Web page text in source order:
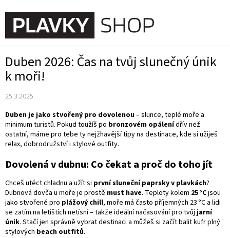
na
obsah
Duben 2026: Čas na tvůj slunečný únik
k moři!
25.3.2025
Duben je jako stvořený pro dovolenou– slunce, teplé moře a
minimum turistů. Pokud toužíš po bronzovém opálenídřív než
ostatní, máme pro tebe ty nejžhavější tipy na destinace, kde si užiješ
relax, dobrodružství i stylové outfity.
Dovolená v dubnu: Co čekat a proč do toho jít
Chceš utéct chladnu a užít si první sluneční paprsky v plavkách?
Dubnová dovča u moře je prostě must have. Teploty kolem 25 °Cjsou
jako stvořené pro plážový chill, moře má často příjemných 23 °C a lidi
se zatím na letištích netísní – takže ideální načasování pro tvůjjarní
únik. Stačí jen správně vybrat destinaci a můžeš si začít balit kufr plný
stylových beach outfitů.